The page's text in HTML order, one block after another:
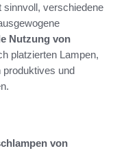
sinnvoll, verschiedene
Nutzung von
platzierten Lampen,
produktives und
von